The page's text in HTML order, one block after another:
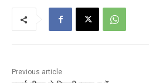
Previous article